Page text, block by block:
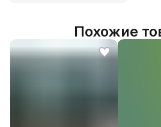
Похожие